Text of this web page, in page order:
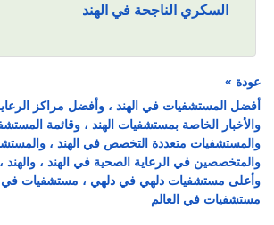
السكري الناجحة في الهند
« عودة
أفضل المستشفيات في الهند ، وأفضل مراكز
والأخبار الخاصة بمستشفيات الهند ، وقائمة
والمستشفيات متعددة التخصص في الهند ،
والمتخصصين في الرعاية الصحية في الهند ،
مستشفيات في العالم